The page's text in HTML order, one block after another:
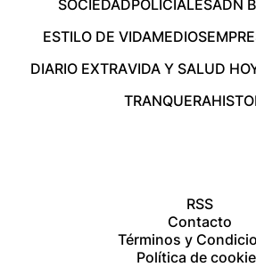
SOCIEDADPOLICIALESADN
ESTILO DE VIDAMEDIOS
DIARIO EXTRAVIDA Y SALUD
TRANQUERA
RSS
Contacto
Términos y
Política de